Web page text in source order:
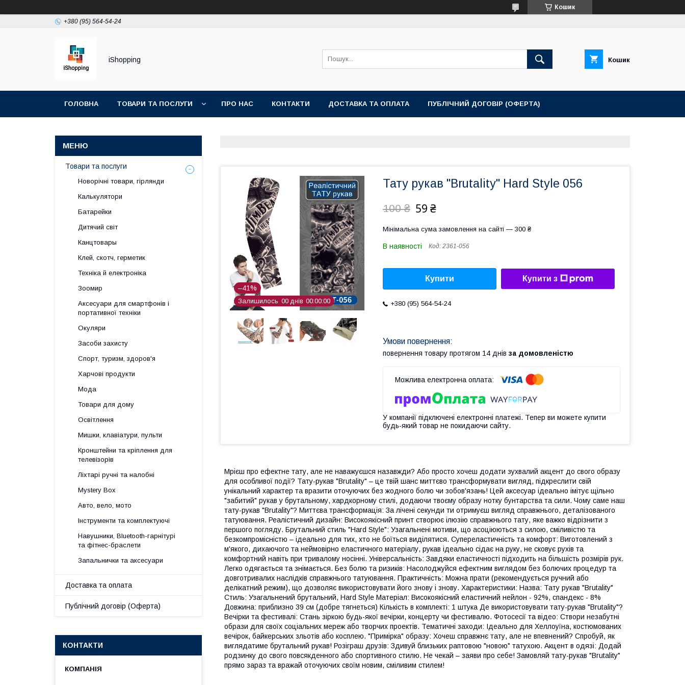
Кошик
+380 (95) 564-54-24
iShopping Кошик
ГОЛОВНА ТОВАРИ ТА ПОСЛУГИ ПРО НАС КОНТАКТИ ДОСТАВКА ТА ОПЛАТА ПУБЛІЧНИЙ ДОГОВІР (ОФЕРТА)
–41%
Залишилось 00 днів 00 00 00
Тату рукав "Brutality" Hard Style 056
100 ₴ 59 ₴
Мінімальна сума замовлення на сайті — 300 ₴
В наявності Код: 2361-056
Купити Купити з
+380 (95) 564-54-24
повернення товару протягом 14 днів за домовленістю
У компанії підключені електронні платежі. Тепер ви можете купити
будь-який товар не покидаючи сайту.
Мрієш про ефектне тату, але не наважуєшся назавжди? Або просто хочеш додати зухвалий акцент до свого образу
для особливої події? Тату-рукав "Brutality" – це твій шанс миттєво трансформувати вигляд, підкреслити свій
унікальний характер та вразити оточуючих без жодного болю чи зобов'язань! Цей аксесуар ідеально імітує щільно
"забитий" рукав у брутальному, хардкорному стилі, додаючи твоєму образу нотку бунтарства та сили. Чому саме наш
тату-рукав "Brutality"? Миттєва трансформація: За лічені секунди ти отримуєш вигляд справжнього, деталізованого
татуювання. Реалістичний дизайн: Високоякісний принт створює ілюзію справжнього тату, яке важко відрізнити з
першого погляду. Брутальний стиль "Hard Style": Узагальнені мотиви, що асоціюються з силою, сміливістю та
безкомпромісністю – ідеально для тих, хто не боїться виділятися. Супереластичність та комфорт: Виготовлений з
м'якого, дихаючого та неймовірно еластичного матеріалу, рукав ідеально сідає на руку, не сковує рухів та
комфортний навіть при тривалому носінні. Універсальність: Завдяки еластичності підходить на більшість розмірів рук.
Легко одягається та знімається. Без болю та ризиків: Насолоджуйся ефектним виглядом без болючих процедур та
довготривалих наслідків справжнього татуювання. Практичність: Можна прати (рекомендується ручний або
делікатний режим), що дозволяє використовувати його знову і знову. Характеристики: Назва: Тату рукав "Brutality"
Стиль: Узагальнений брутальний, Hard Style Матеріал: Високоякісний еластичний нейлон - 92%, спандекс - 8%
Довжина: приблизно 39 см (добре тягнеться) Кількість в комплекті: 1 штука Де використовувати тату-рукав "Brutality"?
Вечірки та фестивалі: Стань зіркою будь-якої вечірки, концерту чи фестивалю. Фотосесії та відео: Створи незабутні
образи для своїх соціальних мереж або творчих проектів. Тематичні заходи: Ідеально для Хеллоуїна, костюмованих
вечірок, байкерських зльотів або косплею. "Примірка" образу: Хочеш справжнє тату, але не впевнений? Спробуй, як
виглядатиме брутальний рукав! Розiграш друзiв: Здивуй близьких раптовою "новою" татухою. Акцент в одязі: Додай
родзинку до свого повсякденного або спортивного стилю. Не чекай – заяви про себе! Замовляй тату-рукав "Brutality"
прямо зараз та вражай оточуючих своїм новим, сміливим стилем!
Товари та послуги
Новорічні товари, гірлянди
Калькулятори
Батарейки
Дитячий світ
Канцтовары
Клей, скотч, герметик
Техніка й електроніка
Зоомир
Аксесуари для смартфонів і
портативної техніки
Окуляри
Засоби захисту
Спорт, туризм, здоров'я
Харчові продукти
Мода
Товари для дому
Освітлення
Мишки, клавіатури, пульти
Кронштейни та кріплення для
телевізорів
Ліхтарі ручні та налобні
Mystery Box
Авто, вело, мото
Інструменти та комплектуючі
Навушники, Bluetooth-гарнітурі
та фітнес-браслети
Запальнички та аксесуари
Доставка та оплата
Публічний договір (Оферта)
КОНТАКТИ